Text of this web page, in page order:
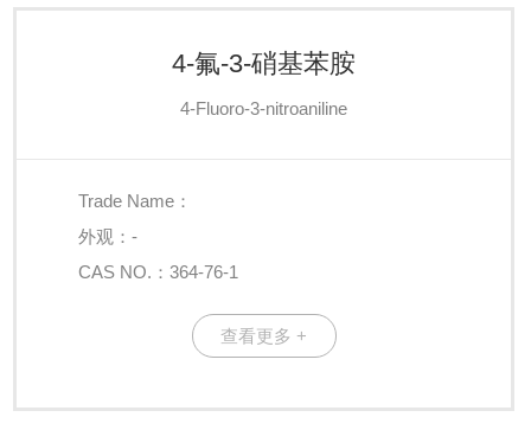
4-氟-3-硝基苯胺
4-Fluoro-3-nitroaniline
Trade Name：
外观：-
CAS NO.：364-76-1
查看更多 +